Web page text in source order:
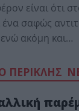
είναι ότι
σαφώς
ενώ ακόμη και…
ΠΕΡΙΚΛΗΣ